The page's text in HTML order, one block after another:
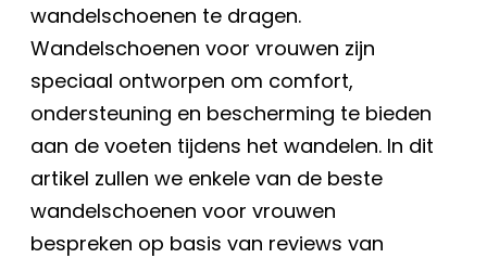
wandelschoenen te dragen.
Wandelschoenen voor vrouwen zijn
speciaal ontworpen om comfort,
ondersteuning en bescherming te bieden
aan de voeten tijdens het wandelen. In dit
artikel zullen we enkele van de beste
wandelschoenen voor vrouwen
bespreken op basis van reviews van